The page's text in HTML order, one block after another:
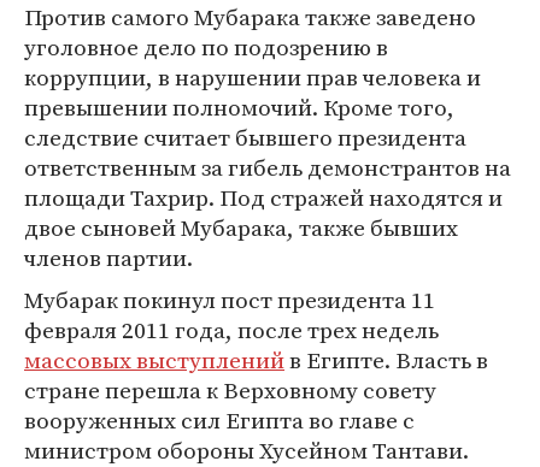
Против самого Мубарака также заведено
уголовное дело по подозрению в
коррупции, в нарушении прав человека и
превышении полномочий. Кроме того,
следствие считает бывшего президента
ответственным за гибель демонстрантов на
площади Тахрир. Под стражей находятся и
двое сыновей Мубарака, также бывших
членов партии.
Мубарак покинул пост президента 11
февраля 2011 года, после трех недель
массовых выступленийв Египте. Власть в
стране перешла к Верховному совету
вооруженных сил Египта во главе с
министром обороны Хусейном Тантави.